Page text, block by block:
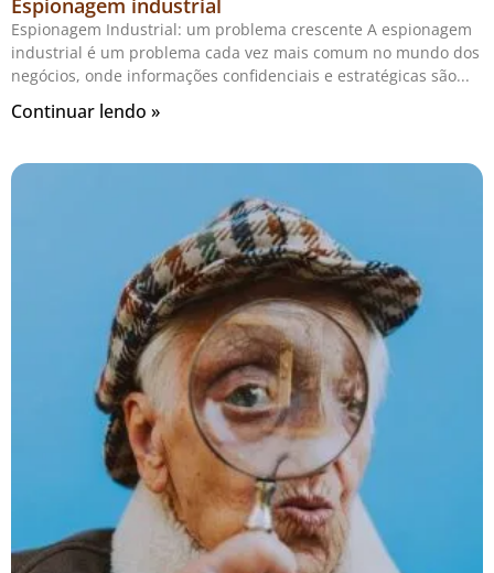
Espionagem industrial
Espionagem Industrial: um problema crescente A espionagem
industrial é um problema cada vez mais comum no mundo dos
negócios, onde informações confidenciais e estratégicas são
Continuar lendo »